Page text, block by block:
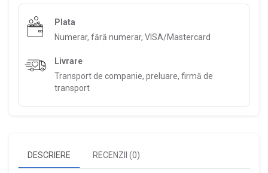
Plata
Numerar, fără numerar, VISA/Mastercard
Livrare
Transport de companie, preluare, firmă de
transport
DESCRIERE RECENZII (0)